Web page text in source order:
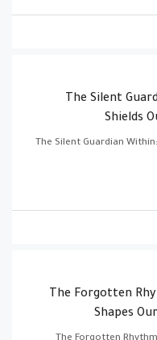
The Silent
Shields
The Silent Guardian
The Forgotten
Shapes